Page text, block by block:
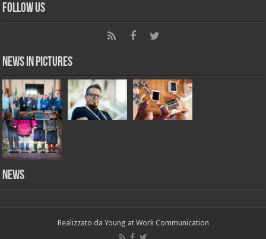
Follow Us
News in Pictures
NEWS
Realizzato da Young at Work Communication